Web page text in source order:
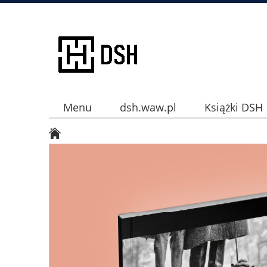
Menu dsh.waw.pl
Książki DSH